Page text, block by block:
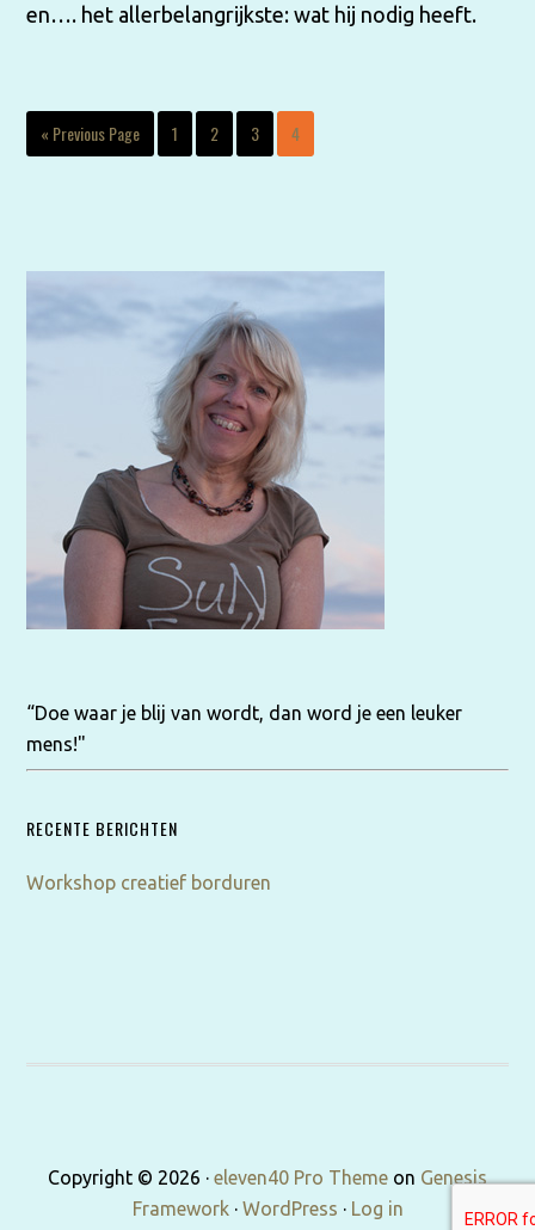
en…. het allerbelangrijkste: wat hij nodig heeft.
« Previous Page 1 2 3 4
“Doe waar je blij van wordt, dan word je een leuker
mens!"
RECENTE BERICHTEN
Workshop creatief borduren
Copyright © 2026 · eleven40 Pro Theme on Genesis
Framework· WordPress · Log in